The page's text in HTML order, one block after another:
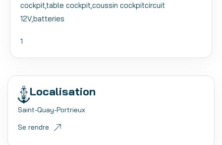
cockpit,table cockpit,coussin cockpitcircuit
12V,batteries
1
Localisation
Saint-Quay-Portrieux
Se rendre